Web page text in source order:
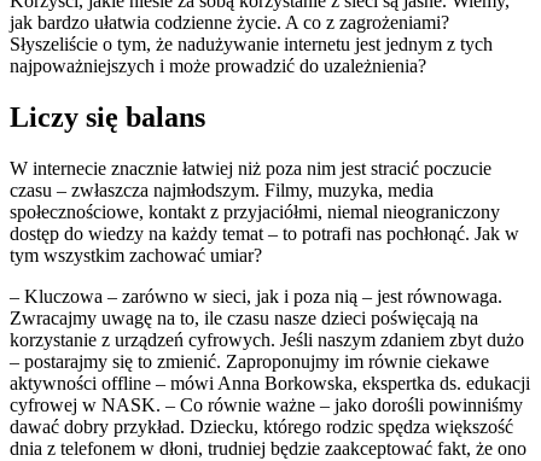
jak bardzo ułatwia codzienne życie. A co z zagrożeniami?
Słyszeliście o tym, że nadużywanie internetu jest jednym z tych
najpoważniejszych i może prowadzić do uzależnienia?
Liczy się balans
W internecie znacznie łatwiej niż poza nim jest stracić poczucie
czasu – zwłaszcza najmłodszym. Filmy, muzyka, media
społecznościowe, kontakt z przyjaciółmi, niemal nieograniczony
dostęp do wiedzy na każdy temat – to potrafi nas pochłonąć. Jak w
tym wszystkim zachować umiar?
– Kluczowa – zarówno w sieci, jak i poza nią – jest równowaga.
Zwracajmy uwagę na to, ile czasu nasze dzieci poświęcają na
korzystanie z urządzeń cyfrowych. Jeśli naszym zdaniem zbyt dużo
– postarajmy się to zmienić. Zaproponujmy im równie ciekawe
aktywności offline – mówi Anna Borkowska, ekspertka ds. edukacji
cyfrowej w NASK. – Co równie ważne – jako dorośli powinniśmy
dawać dobry przykład. Dziecku, którego rodzic spędza większość
dnia z telefonem w dłoni, trudniej będzie zaakceptować fakt, że ono